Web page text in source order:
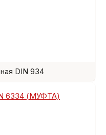
DIN 934